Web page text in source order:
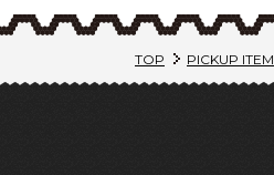
TOP PICKUP ITEM